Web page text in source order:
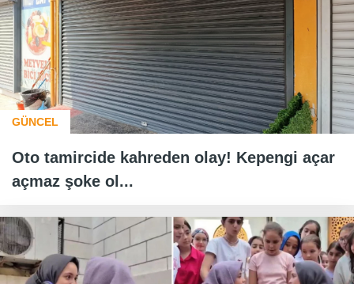
GÜNCEL
Oto tamircide kahreden olay! Kepengi açar
açmaz şoke ol...